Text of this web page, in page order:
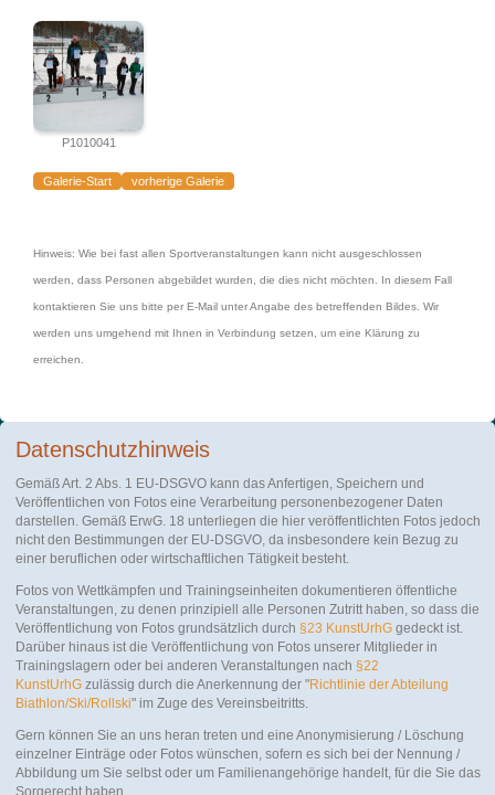
P1010041
Galerie-Start vorherige Galerie
Hinweis: Wie bei fast allen Sportveranstaltungen kann nicht ausgeschlossen
werden, dass Personen abgebildet wurden, die dies nicht möchten. In diesem Fall
kontaktieren Sie uns bitte per E-Mail unter Angabe des betreffenden Bildes. Wir
werden uns umgehend mit Ihnen in Verbindung setzen, um eine Klärung zu
erreichen.
Datenschutzhinweis
Gemäß Art. 2 Abs. 1 EU-DSGVO kann das Anfertigen, Speichern und
Veröffentlichen von Fotos eine Verarbeitung personenbezogener Daten
darstellen. Gemäß ErwG. 18 unterliegen die hier veröffentlichten Fotos jedoch
nicht den Bestimmungen der EU-DSGVO, da insbesondere kein Bezug zu
einer beruflichen oder wirtschaftlichen Tätigkeit besteht.
Fotos von Wettkämpfen und Trainingseinheiten dokumentieren öffentliche
Veranstaltungen, zu denen prinzipiell alle Personen Zutritt haben, so dass die
Veröffentlichung von Fotos grundsätzlich durch §23 KunstUrhGgedeckt ist.
Darüber hinaus ist die Veröffentlichung von Fotos unserer Mitglieder in
Trainingslagern oder bei anderen Veranstaltungen nach §22
KunstUrhG zulässig durch die Anerkennung der "Richtlinie der Abteilung
Biathlon/Ski/Rollski" im Zuge des Vereinsbeitritts.
Gern können Sie an uns heran treten und eine Anonymisierung / Löschung
einzelner Einträge oder Fotos wünschen, sofern es sich bei der Nennung /
Abbildung um Sie selbst oder um Familienangehörige handelt, für die Sie das